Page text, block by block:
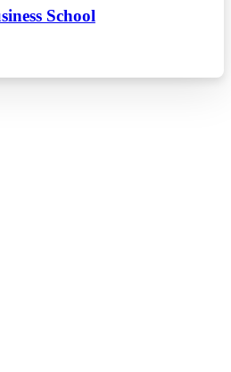
School